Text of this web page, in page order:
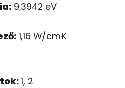
9,3942 eV
1,16 W/cm·K
1, 2